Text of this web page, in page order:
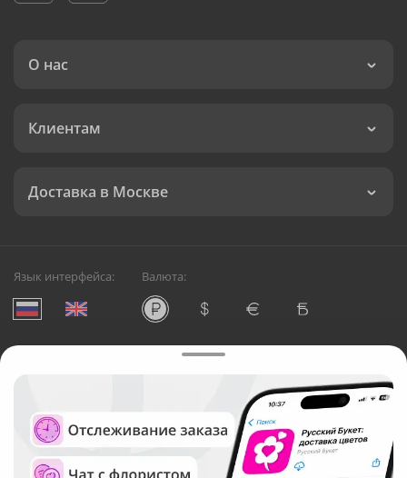
О нас
Клиентам
Доставка в Москве
Язык интерфейса: Валюта:
Служба круглосуточной доставки цветов в Москве
Русский Букет, 2026
Общество с ограниченной ответственностью «Технология»
ОГРН: 1195476081745, ИНН: 5410081997
Юридический адрес: г. Новосибирск, ул. Ипподромская,
д.42, оф. 3